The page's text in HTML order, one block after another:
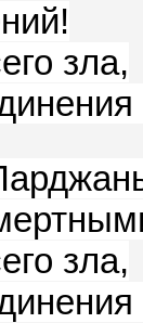
зла,
зла,